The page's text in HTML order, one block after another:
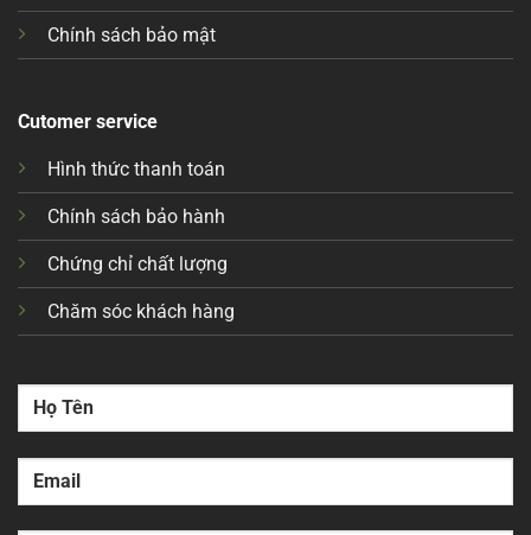
Chính sách bảo mật
Cutomer service
Hình thức thanh toán
Chính sách bảo hành
Chứng chỉ chất lượng
Chăm sóc khách hàng